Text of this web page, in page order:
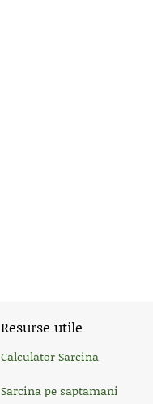
Resurse utile
Calculator Sarcina
Sarcina pe saptamani